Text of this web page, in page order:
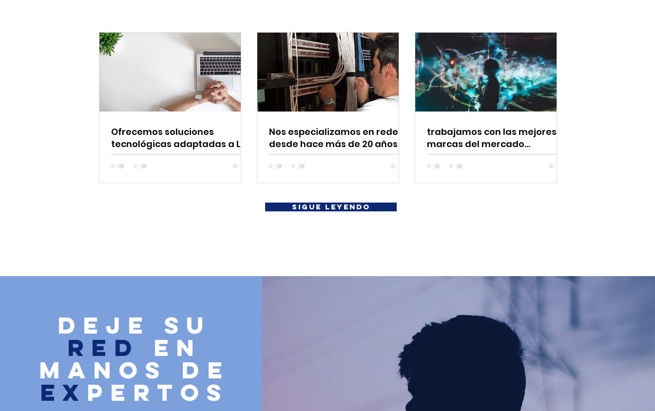
Ofrecemos soluciones
tecnológicas adaptadas a LAS
necesidades DE TU EMPRESA
Nos especializamos en redes
desde hace más de 20 años
trabajamos con las mejores
marcas del mercado
especializado
Sigue leyendo
Deje su
RED en
manos de
EX pertos